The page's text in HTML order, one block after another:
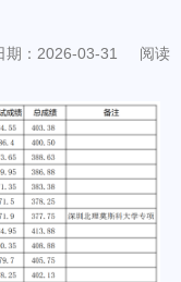
期：2026-03-31
阅读